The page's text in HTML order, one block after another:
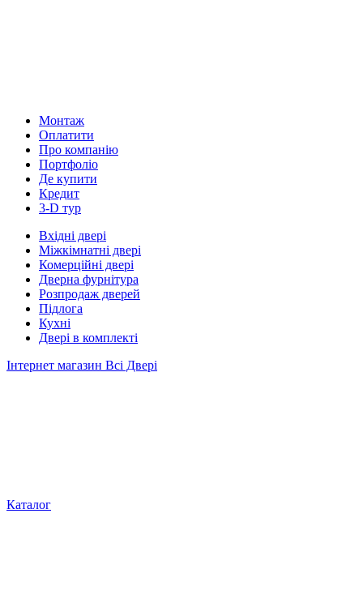
Монтаж
Оплатити
Про компанію
Портфоліо
Де купити
Кредит
3-D тур
Вхідні двері
Міжкімнатні двері
Комерційні двері
Дверна фурнітура
Розпродаж дверей
Підлога
Кухні
Двері в комплекті
Інтернет магазин Всі Двері
Каталог